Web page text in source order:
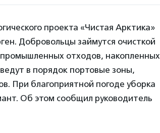
проекта «Чистая Арктика»
Добровольцы займутся очисткой
отходов, накопленных
в порядок портовые зоны,
При благоприятной погоде уборка
Об этом сообщил руководитель